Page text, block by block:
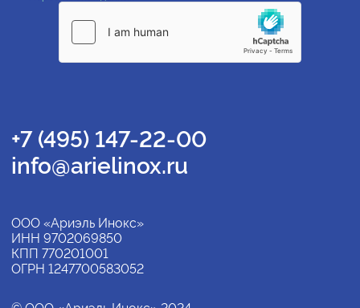
+7 (495) 147-22-00
info@arielinox.ru
ООО «Ариэль Инокс»
ИНН 9702069850
КПП 770201001
ОГРН 1247700583052